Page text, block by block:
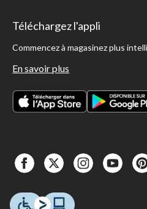
Téléchargez l'appli
Commencez à magasinez plus
En savoir plus